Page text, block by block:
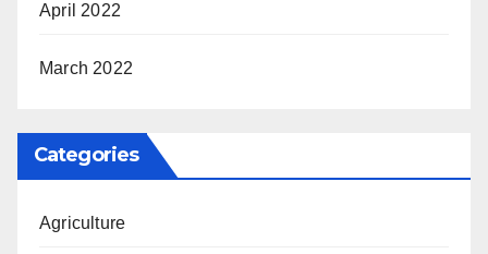
April 2022
March 2022
Categories
Agriculture